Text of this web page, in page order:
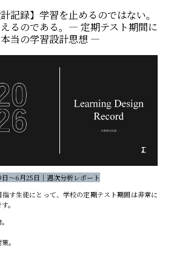
計記録】学習を止めるのではない。
るのである。― 定期テスト期間に
当の学習設計思想 ―
〜6月25日｜週次分析レポート
す生徒にとって、学校の定期テスト期間は非常に
。
。